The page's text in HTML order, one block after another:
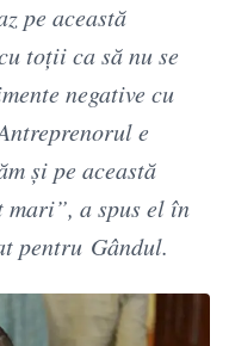
pe această
toții ca să nu se
negative cu
e
și pe această
mari”, a spus el în
pentru Gândul.